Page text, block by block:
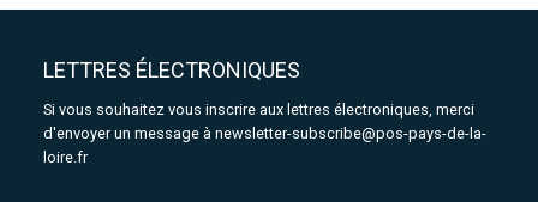
LETTRES ÉLECTRONIQUES
Si vous souhaitez vous inscrire aux lettres électroniques, merci
d'envoyer un message à newsletter-subscribe@pos-pays-de-la-
loire.fr